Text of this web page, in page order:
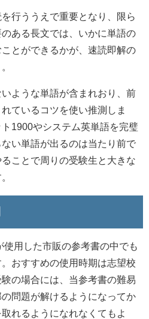
行ううえで重要となり、限ら
ある長文では、いかに単語の
とができるかが、速読即解の
ような単語が含まれおり、前
ているコツを使い推測しま
1900やシステム英単語を完璧
い単語が出るのは当たり前で
ことで周りの受験生と大きな
用した市販の参考書の中でも
おすすめの使用時期は志望校
の場合には、当参考書の難易
問題が解けるようになってか
れるようになれなくてもよ